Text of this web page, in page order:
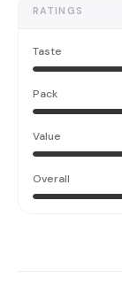
RATINGS
Taste
Pack
Value
Overall